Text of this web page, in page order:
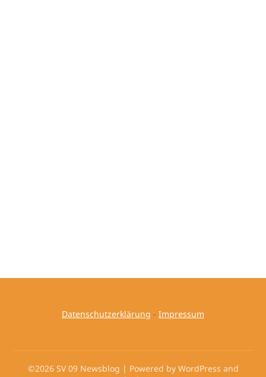
Datenschutzerklärung - Impressum
©2026 SV 09 Newsblog | Powered by WordPress and